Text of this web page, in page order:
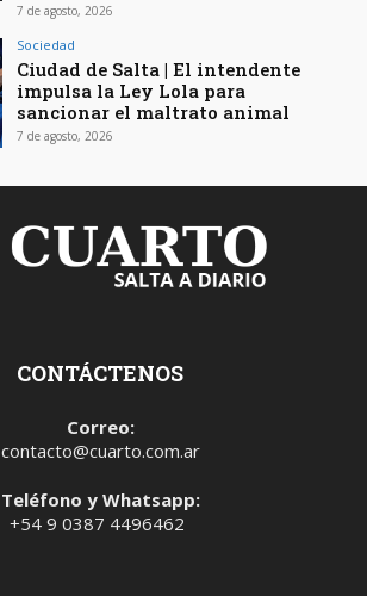
7 de agosto, 2026
Sociedad
Ciudad de Salta | El intendente
impulsa la Ley Lola para
sancionar el maltrato animal
7 de agosto, 2026
CONTÁCTENOS
Correo:
contacto@cuarto.com.ar
Teléfono y Whatsapp:
+54 9 0387 4496462